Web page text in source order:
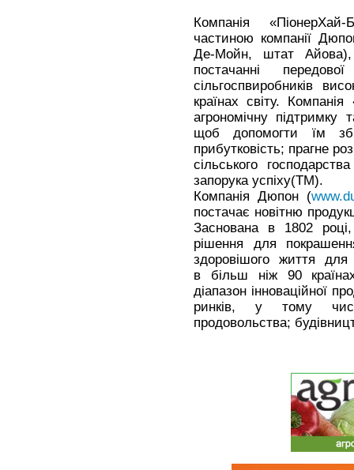
Компанія
частиною компанії
Де-Мойн, штат
постачанні
сільгоспвиробників
країнах світу.
агрономічну підтримку
щоб допомогти їм
прибутковість; прагне
сільського
запорука успіху(TM).
Компанія Дюпон (
постачає новітню
Заснована в 1802
рішення для
здоровішого життя
в більш ніж 90
діапазон інноваційної
ринків, у тому
продовольства;